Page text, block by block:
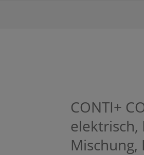
CONTI+
elektrisch,
Mischung,